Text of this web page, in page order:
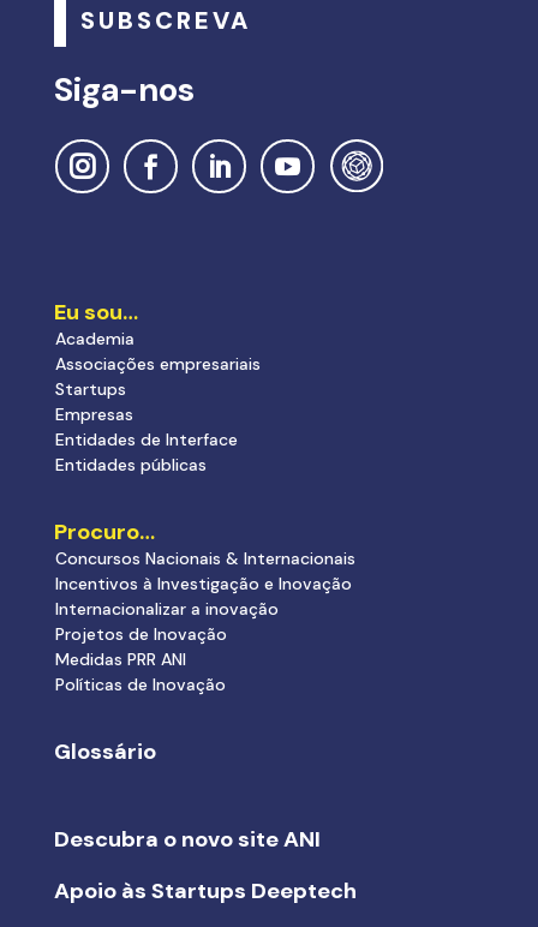
SUBSCREVA
Siga-nos
Eu sou…
Academia
Associações empresariais
Startups
Empresas
Entidades de Interface
Entidades públicas
Procuro…
Concursos Nacionais & Internacionais
Incentivos à Investigação e Inovação
Internacionalizar a inovação
Projetos de Inovação
Medidas PRR ANI
Políticas de Inovação
Glossário
Descubra o novo site ANI
Apoio às Startups Deeptech